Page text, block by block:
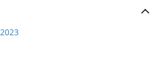
2023